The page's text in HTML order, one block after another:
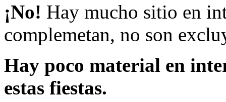
¡No! Hay mucho sitio en
complemetan, no son
Hay poco material en
estas fiestas.